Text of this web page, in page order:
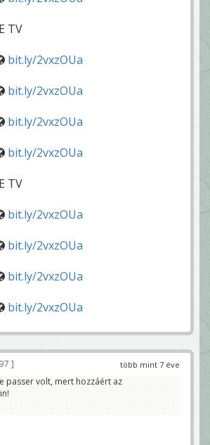
TV
bit.ly/2vxzOUa
bit.ly/2vxzOUa
bit.ly/2vxzOUa
bit.ly/2vxzOUa
TV
bit.ly/2vxzOUa
bit.ly/2vxzOUa
bit.ly/2vxzOUa
bit.ly/2vxzOUa
több mint 7 éve
passer volt, mert hozzáért az